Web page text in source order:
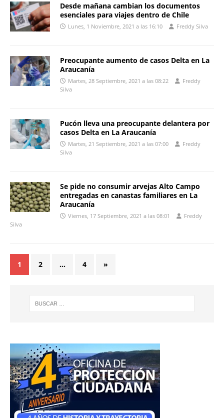
Desde mañana cambian los documentos
esenciales para viajes dentro de Chile
Lunes, 1 Noviembre, 2021 a las 16:10 Freddy Silva
Preocupante aumento de casos Delta en La
Araucanía
Martes, 28 Septiembre, 2021 a las 08:22
Freddy
Silva
Pucón lleva una preocupante delantera por
casos Delta en La Araucanía
Martes, 21 Septiembre, 2021 a las 07:00
Freddy
Silva
Se pide no consumir arvejas Alto Campo
entregadas en canastas familiares en La
Araucanía
Viernes, 17 Septiembre, 2021 a las 08:01
Freddy
Silva
1 2 … 4 »